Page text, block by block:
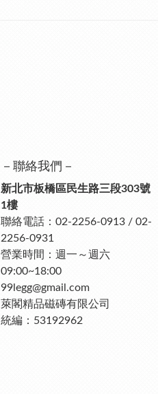
－聯絡我們－
新北市板橋區民生路三段303號
1樓
聯絡電話：02-2256-0913 / 02-
2256-0931
營業時間：週一～週六
09:00~18:00
99legg@gmail.com
萊閣精品磁磚有限公司
統編：53192962